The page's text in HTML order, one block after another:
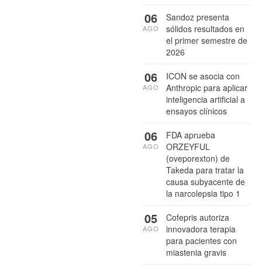
Sandoz presenta
sólidos resultados en
el primer semestre de
2026
06
AGO
ICON se asocia con
Anthropic para aplicar
inteligencia artificial a
ensayos clínicos
06
AGO
FDA aprueba
ORZEYFUL
(oveporexton) de
Takeda para tratar la
causa subyacente de
la narcolepsia tipo 1
06
AGO
Cofepris autoriza
innovadora terapia
para pacientes con
miastenia gravis
05
AGO